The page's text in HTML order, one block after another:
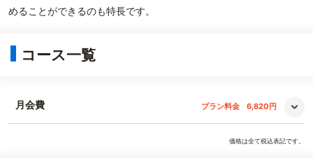
めることができるのも特長です。
コース一覧
月会費 プラン料金 6,820円
価格は全て税込表記です。